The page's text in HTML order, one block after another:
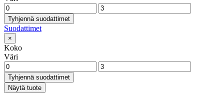
Tyhjennä suodattimet
Suodattimet
×
Koko
Väri
Tyhjennä suodattimet
Näytä tuote